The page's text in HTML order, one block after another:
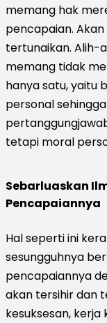
memang hak
pencapaian.
tertunaikan. Alih-
memang tidak
hanya satu, yaitu
personal
tetapi moral
Sebarluaskan
Pencapaiannya
Hal seperti ini
sesungguhnya
pencapaiannya
akan tersihir dan
kesuksesan,